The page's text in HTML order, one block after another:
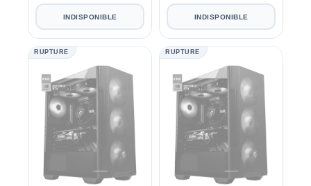
INDISPONIBLE INDISPONIBLE
RUPTURE RUPTURE